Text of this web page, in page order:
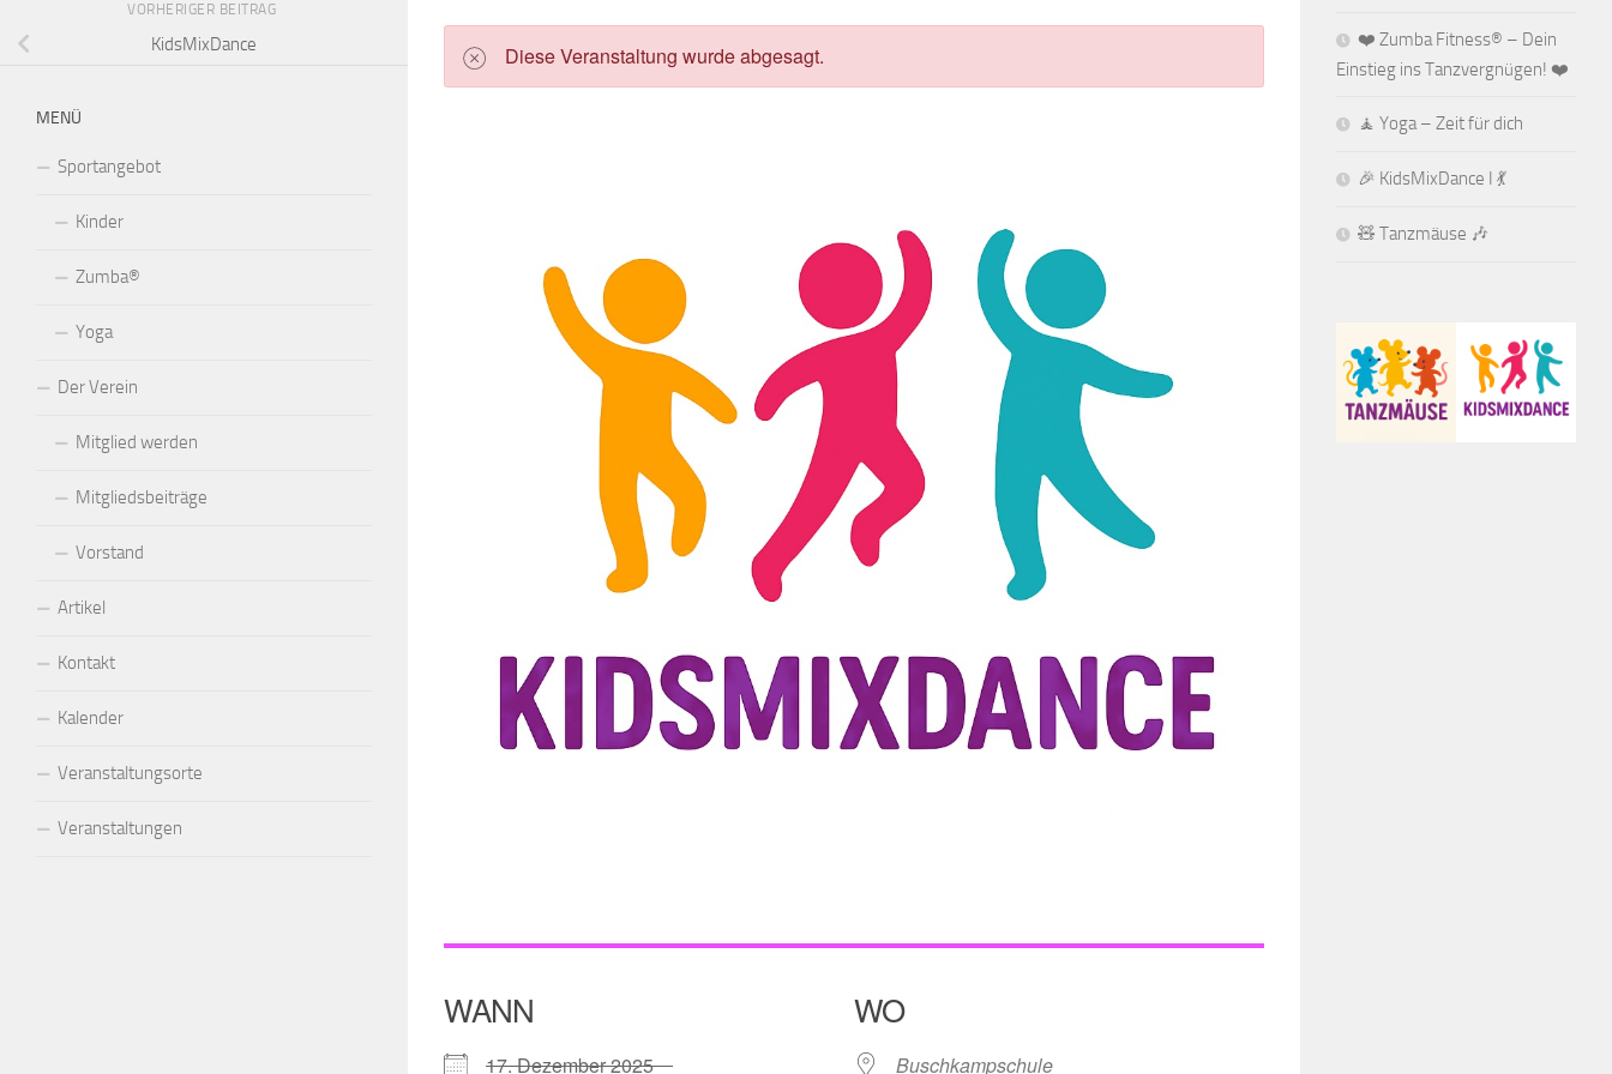
Diese Veranstaltung wurde abgesagt.
WANN
17. Dezember 2025
WO
Buschkampschule
VORHERIGER BEITRAG
KidsMixDance
MENÜ
Sportangebot
Kinder
Zumba®
Yoga
Der Verein
Mitglied werden
Mitgliedsbeiträge
Vorstand
Artikel
Kontakt
Kalender
Veranstaltungsorte
Veranstaltungen
❤️ Zumba Fitness® – Dein
Einstieg ins Tanzvergnügen! ❤️
🧘 Yoga – Zeit für dich
🎉 KidsMixDance I 💃
🧸 Tanzmäuse 🎶